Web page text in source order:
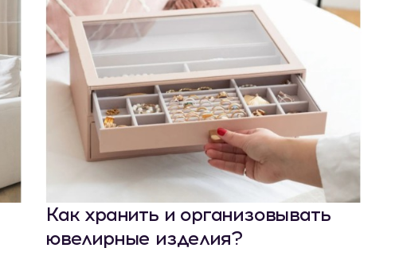
Как хранить и организовывать
ювелирные изделия?